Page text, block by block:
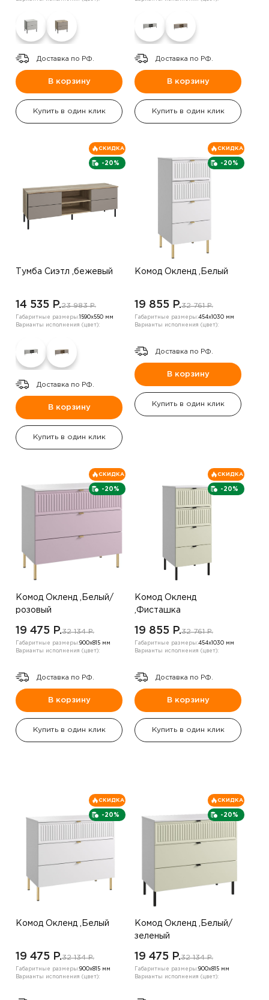
Доставка по РФ.
В корзину
Купить в один клик
Доставка по РФ.
В корзину
Купить в один клик
-20%
СКИДКА
Тумба Сиэтл ,бежевый
14 535 P.23 983 P.
Габаритные размеры: 1590х550 мм
Варианты исполнения (цвет):
Доставка по РФ.
В корзину
Купить в один клик
-20%
СКИДКА
Комод Окленд ,Белый
19 855 P.32 761 P.
Габаритные размеры:454х1030 мм
Варианты исполнения (цвет):
Доставка по РФ.
В корзину
Купить в один клик
-20%
СКИДКА
Комод Окленд ,Белый/
розовый
19 475 P.32 134 P.
Габаритные размеры:900х815 мм
Варианты исполнения (цвет):
Доставка по РФ.
В корзину
Купить в один клик
-20%
СКИДКА
Комод Окленд
,Фисташка
19 855 P.32 761 P.
Габаритные размеры:454х1030 мм
Варианты исполнения (цвет):
Доставка по РФ.
В корзину
Купить в один клик
-20%
СКИДКА
Комод Окленд ,Белый
19 475 P.32 134 P.
Габаритные размеры:900х815 мм
Варианты исполнения (цвет):
-20%
СКИДКА
Комод Окленд ,Белый/
зеленый
19 475 P.32 134 P.
Габаритные размеры:900х815 мм
Варианты исполнения (цвет):